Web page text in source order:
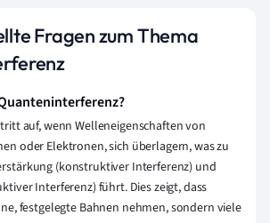
Fragen zum Thema
auf, wenn Welleneigenschaften von
oder Elektronen, sich überlagern, was zu
(konstruktiver Interferenz) und
Interferenz) führt. Dies zeigt, dass
festgelegte Bahnen nehmen, sondern viele